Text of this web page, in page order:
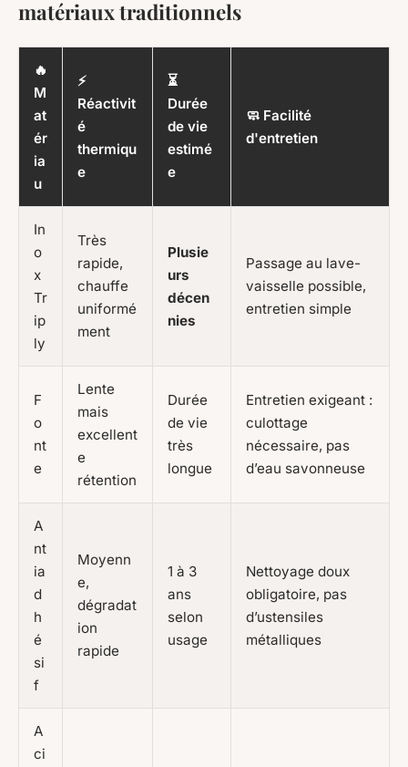
matériaux traditionnels
🔥
M
at
ér
ia
u
⚡
Réactivit
é
thermiqu
e
⏳
Durée
de vie
estimé
e
🧼 Facilité
d'entretien
In
o
x
Tr
ip
ly
Très
rapide,
chauffe
uniformé
ment
Plusie
urs
décen
nies
Passage au lave-
vaisselle possible,
entretien simple
F
o
nt
e
Lente
mais
excellent
e
rétention
Durée
de vie
très
longue
Entretien exigeant :
culottage
nécessaire, pas
d’eau savonneuse
A
nt
ia
d
h
é
si
f
Moyenn
e,
dégradat
ion
rapide
1 à 3
ans
selon
usage
Nettoyage doux
obligatoire, pas
d’ustensiles
métalliques
A
ci